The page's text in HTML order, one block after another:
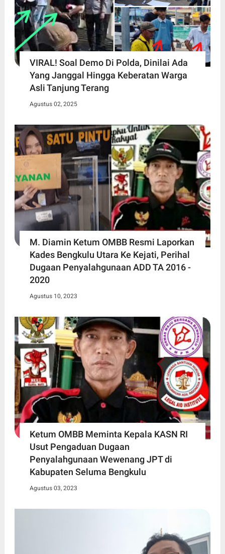
VIRAL! Soal Demo Di Polda, Dinilai Ada
Yang Janggal Hingga Keberatan Warga
Asli Tanjung Terang
Agustus 02, 2025
M. Diamin Ketum OMBB Resmi Laporkan
Kades Bengkulu Utara Ke Kejati, Perihal
Dugaan Penyalahgunaan ADD TA 2016 -
2020
Agustus 10, 2023
Ketum OMBB Meminta Kepala KASN RI
Usut Pengaduan Dugaan
Penyalahgunaan Wewenang JPT di
Kabupaten Seluma Bengkulu
Agustus 03, 2023